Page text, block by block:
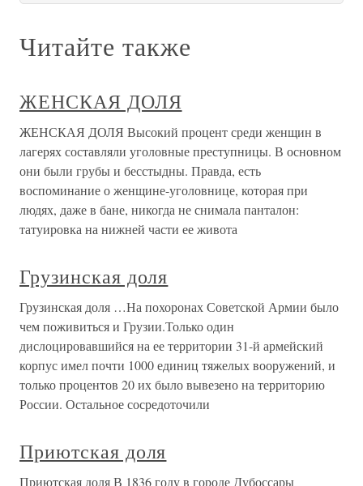
Читайте также
ЖЕНСКАЯ ДОЛЯ
ЖЕНСКАЯ ДОЛЯ Высокий процент среди женщин в
лагерях составляли уголовные преступницы. В основном
они были грубы и бесстыдны. Правда, есть
воспоминание о женщине-уголовнице, которая при
людях, даже в бане, никогда не снимала панталон:
татуировка на нижней части ее живота
Грузинская доля
Грузинская доля …На похоронах Советской Армии было
чем поживиться и Грузии.Только один
дислоцировавшийся на ее территории 31-й армейский
корпус имел почти 1000 единиц тяжелых вооружений, и
только процентов 20 их было вывезено на территорию
России. Остальное сосредоточили
Приютская доля
Приютская доля В 1836 году в городе Дубоссары